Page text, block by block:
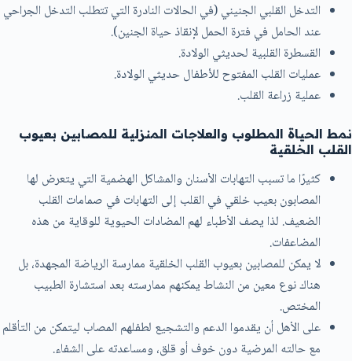
التدخل القلبي الجنيني (في الحالات النادرة التي تتطلب التدخل الجراحي
عند الحامل في فترة الحمل لإنقاذ حياة الجنين).
القسطرة القلبية لحديثي الولادة.
عمليات القلب المفتوح للأطفال حديثي الولادة.
عملية زراعة القلب.
نمط الحياة المطلوب والعلاجات المنزلية للمصابين بعيوب
القلب الخلقية
كثيرًا ما تسبب التهابات الأسنان والمشاكل الهضمية التي يتعرض لها
المصابون بعيب خلقي في القلب إلى التهابات في صمامات القلب
الضعيف. لذا يصف الأطباء لهم المضادات الحيوية للوقاية من هذه
المضاعفات.
لا يمكن للمصابين بعيوب القلب الخلقية ممارسة الرياضة المجهدة، بل
هناك نوع معين من النشاط يمكنهم ممارسته بعد استشارة الطبيب
المختص.
على الأهل أن يقدموا الدعم والتشجيع لطفلهم المصاب ليتمكن من التأقلم
مع حالته المرضية دون خوف أو قلق، ومساعدته على الشفاء.